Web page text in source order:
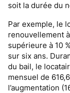
soit la durée du
Par exemple, le
renouvellement
supérieure à 10
sur six ans.
du bail, le
mensuel de
l’augmentation